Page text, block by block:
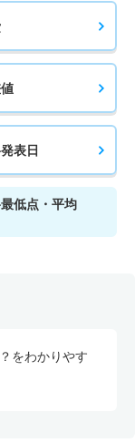
表日
低点・平均
をわかりやす